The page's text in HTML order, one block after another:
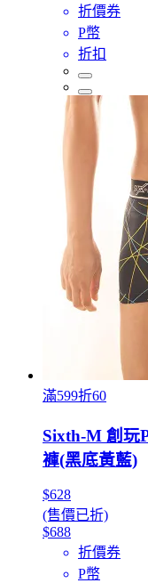
折價券
P幣
折扣
滿599折60
Sixth-M 創玩
褲(黑底黃藍)
$628
(售價已折)
$688
折價券
P幣